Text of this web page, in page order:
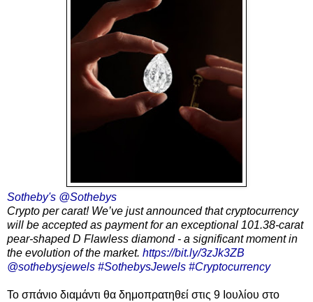
Sotheby's @Sothebys
Crypto per carat! We’ve just announced that cryptocurrency
will be accepted as payment for an exceptional 101.38-carat
pear-shaped D Flawless diamond - a significant moment in
the evolution of the market. https://bit.ly/3zJk3ZB
@sothebysjewels #SothebysJewels #Cryptocurrency
Το σπάνιο διαμάντι θα δημοπρατηθεί στις 9 Ιουλίου στο